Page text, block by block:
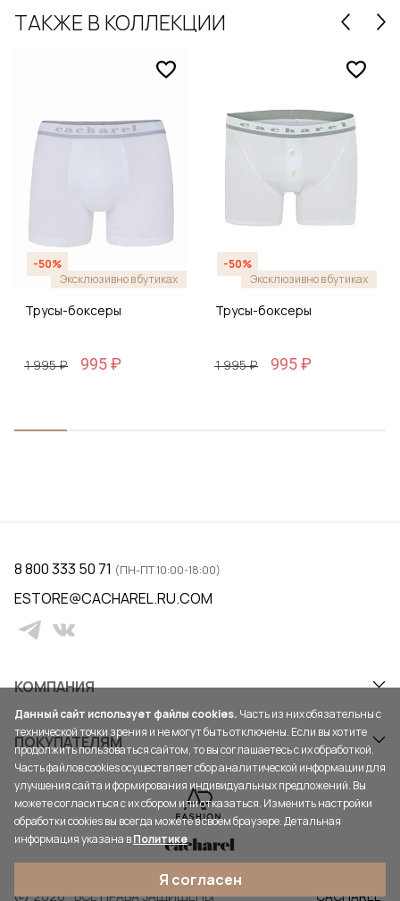
ТАКЖЕ В КОЛЛЕКЦИИ
-50%
Эксклюзивно в бутиках
Трусы-боксеры
1 995 ₽ 995 ₽
-50%
Эксклюзивно в бутиках
Трусы-боксеры
1 995 ₽ 995 ₽
КОМПАНИЯ
ПОКУПАТЕЛЯМ
8 800 333 50 71 (ПН-ПТ 10:00-18:00)
ESTORE@CACHAREL.RU.COM
2026 ВСЕ ПРАВА ЗАЩИЩЕНЫ CACHAREL
Данный сайт использует файлы cookies. Часть из них обязательны с
технической точки зрения и не могут быть отключены. Если вы хотите
продолжить пользоваться сайтом, то вы соглашаетесь с их обработкой.
Часть файлов cookies осуществляет сбор аналитической информации для
улучшения сайта и формирования индивидуальных предложений. Вы
можете согласиться с их сбором или отказаться. Изменить настройки
обработки cookies вы всегда можете в своем браузере. Детальная
информация указана вПолитике
Я согласен